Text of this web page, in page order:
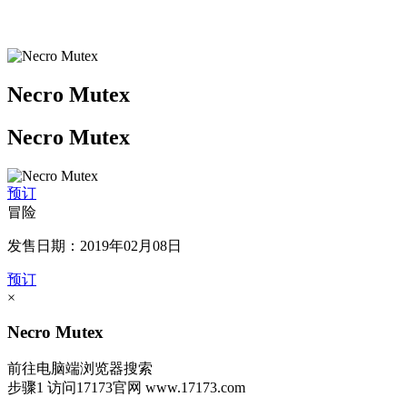
Necro Mutex
Necro Mutex
预订
冒险
发售日期：2019年02月08日
预订
×
Necro Mutex
前往电脑端浏览器搜索
步骤1 访问17173官网 www.17173.com